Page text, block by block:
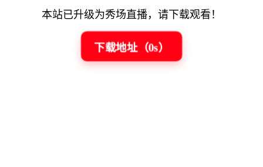
本站已升级为秀场直播，请下载观看！
下载地址（0s）